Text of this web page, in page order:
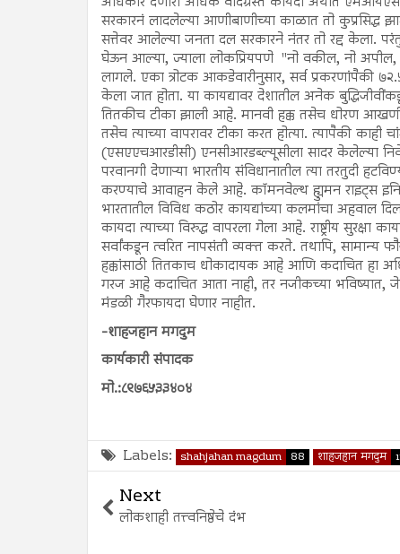
सरकारनं लादलेल्या आणीबाणीच्या काळात तो कुप्रसिद्ध
सत्तेवर आलेल्या जनता दल सरकारने नंतर तो रद्द केला. परंतु
घेऊन आल्या, ज्याला लोकप्रियपणे "नो वकील, नो
लागले. एका त्रोटक आकडेवारीनुसार, सर्व प्रकरणांपैकी
केला जात होता. या कायद्यावर देशातील अनेक
तितकीच टीका झाली आहे. मानवी हक्क तसेच धोरण
तसेच त्याच्या वापरावर टीका करत होत्या. त्यापैकी
(एसएएचआरडीसी) एनसीआरडब्ल्यूसीला सादर केलेल्या
परवानगी देणाऱ्या भारतीय संविधानातील त्या तरतुदी
करण्याचे आवाहन केले आहे. कॉमनवेल्थ ह्युमन राइट्स
भारतातील विविध कठोर कायद्यांच्या कलमांचा अहवाल
कायदा त्याच्या विरुद्ध वापरला गेला आहे. राष्ट्रीय सुरक्षा
सर्वांकडून त्वरित नापसंती व्यक्त करते. तथापि, सामान्य
हक्कांसाठी तितकाच धोकादायक आहे आणि कदाचित हा
गरज आहे कदाचित आता नाही, तर नजीकच्या भविष्यात,
मंडळी गैरफायदा घेणार नाहीत.
-शाहजहान मगदुम
कार्यकारी संपादक
मो.:८९७६५३३४०४
Labels: shahjahan magdum 88 शाहजहान मगदुम
Next
लोकशाही तत्त्वनिष्ठेचे दंभ